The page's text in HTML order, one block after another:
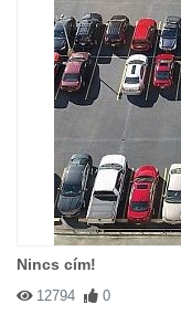
Nincs cím!
12794 0